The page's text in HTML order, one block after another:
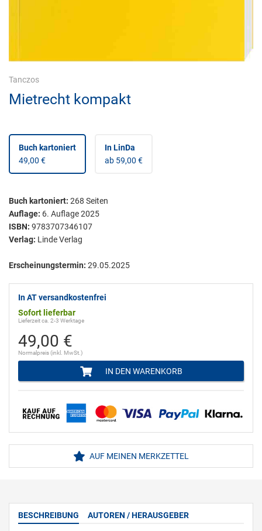
Tanczos
Mietrecht kompakt
Buch kartoniert
49,00 €
In LinDa
ab 59,00 €
Buch kartoniert: 268 Seiten
Auflage: 6. Auflage 2025
ISBN: 9783707346107
Verlag: Linde Verlag
Erscheinungstermin: 29.05.2025
In AT versandkostenfrei
Sofort lieferbar
Lieferzeit ca. 2-3 Werktage
49,00 €
Normalpreis (inkl. MwSt.)
IN DEN WARENKORB
AUF MEINEN MERKZETTEL
BESCHREIBUNG AUTOREN / HERAUSGEBER